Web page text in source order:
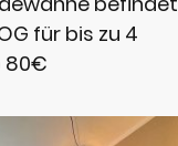
für bis zu 4
80€